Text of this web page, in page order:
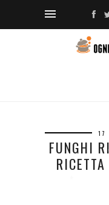
17
FUNGHI